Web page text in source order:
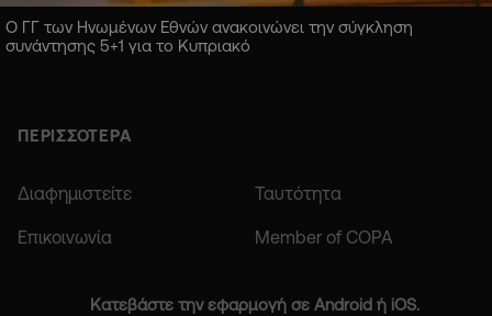
Ο ΓΓ των Ηνωμένων Εθνών ανακοινώνει την σύγκληση
συνάντησης 5+1 για το Κυπριακό
ΠΕΡΙΣΣΟΤΕΡΑ
Διαφημιστείτε Ταυτότητα
Επικοινωνία Member of COPA
Κατεβάστε την εφαρμογή σε Android ή iOS.